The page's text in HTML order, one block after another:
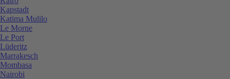
Kapstadt
Katima Mulilo
Le Morne
Le Port
Lüderitz
Marrakesch
Mombasa
Nairobi